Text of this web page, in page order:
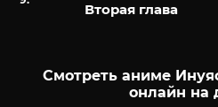
Вторая глава
Смотреть аниме
онлайн на